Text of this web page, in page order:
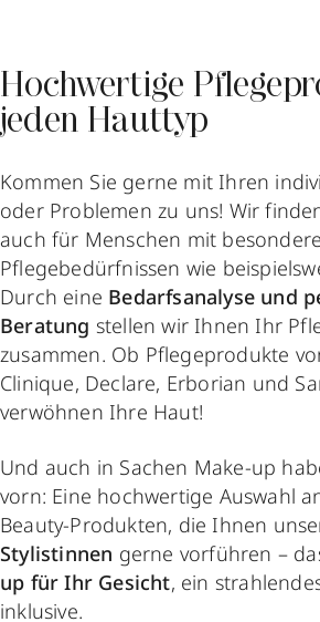
Hochwertige
jeden Hauttyp
Kommen Sie gerne mit Ihren
oder Problemen zu uns! Wir
auch für Menschen mit
Pflegebedürfnissen wie
Durch eine Bedarfsanalyse und
Beratung stellen wir Ihnen Ihr
zusammen. Ob Pflegeprodukte
Clinique, Declare, Erborian und
verwöhnen Ihre Haut!
Und auch in Sachen Make-up
vorn: Eine hochwertige Auswahl
Beauty-Produkten, die Ihnen
Stylistinnen gerne vorführen –
up für Ihr Gesicht, ein
inklusive.